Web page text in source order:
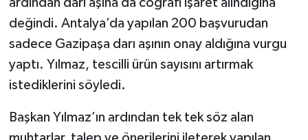
değindi. Antalya’da yapılan 200 başvurudan
sadece Gazipaşa darı aşının onay aldığına vurgu
yaptı. Yılmaz, tescilli ürün sayısını artırmak
istediklerini söyledi.
Başkan Yılmaz’ın ardından tek tek söz alan